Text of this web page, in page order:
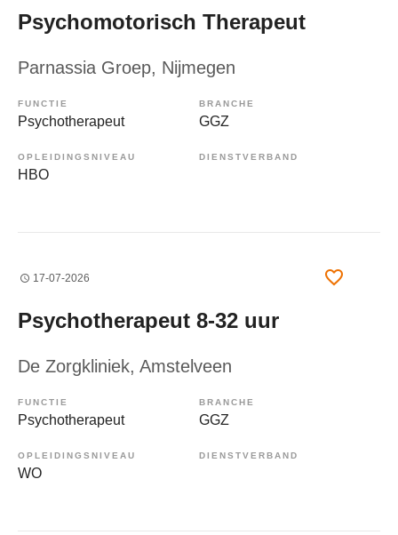
Psychomotorisch Therapeut
Parnassia Groep, Nijmegen
FUNCTIE
Psychotherapeut
BRANCHE
GGZ
OPLEIDINGSNIVEAU
HBO
DIENSTVERBAND
17-07-2026
Psychotherapeut 8-32 uur
De Zorgkliniek, Amstelveen
FUNCTIE
Psychotherapeut
BRANCHE
GGZ
OPLEIDINGSNIVEAU
WO
DIENSTVERBAND